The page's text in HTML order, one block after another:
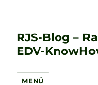
RJS-Blog –
EDV-
MENÜ